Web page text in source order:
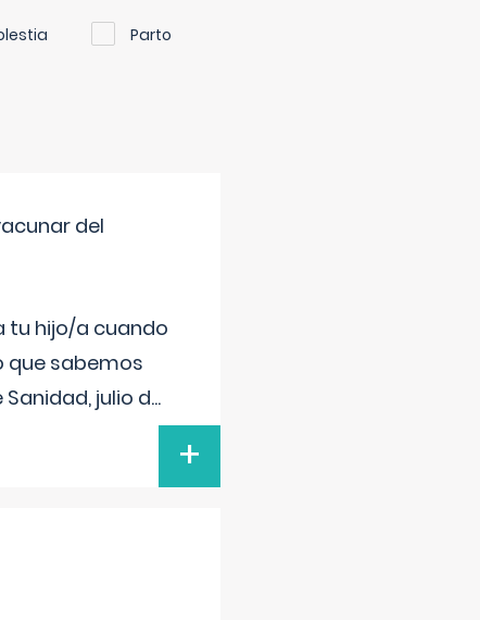
Parto
del
tu hijo/a cuando
que sabemos
julio d...
+